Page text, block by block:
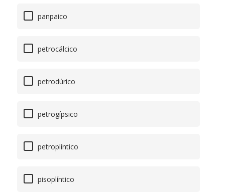
panpaico
petrocálcico
petrodúrico
petrogípsico
petroplíntico
pisoplíntico